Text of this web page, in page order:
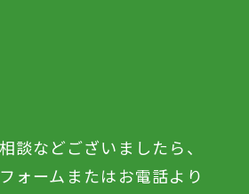
談などございましたら、
ォームまたはお電話より